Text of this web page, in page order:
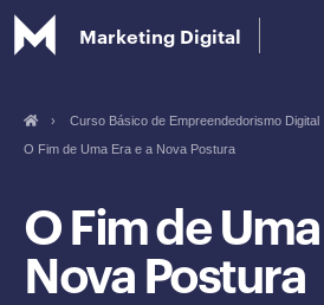
Marketing Digital
Glossário de Marketing Digital
› Curso Básico de Empreendedorismo Digital
O Fim de Uma Era e a Nova Postura
O Fim de
Nova Postura